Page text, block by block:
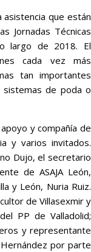
asistencia que están
Jornadas Técnicas
largo de 2018. El
cada vez más
tan importantes
sistemas de poda o
y compañía de
y varios invitados.
Dujo, el secretario
de ASAJA León,
y León, Nuria Ruiz.
de Villasexmir y
PP de Valladolid;
y representante
por parte